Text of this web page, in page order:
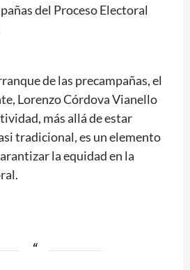
del Proceso Electoral
de las precampañas, el
Lorenzo Córdova Vianello
más allá de estar
tradicional, es un elemento
la equidad en la